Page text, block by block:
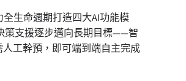
全生命週期打造四大AI功能模
策支援逐步邁向長期目標——智
工幹預，即可端到端自主完成